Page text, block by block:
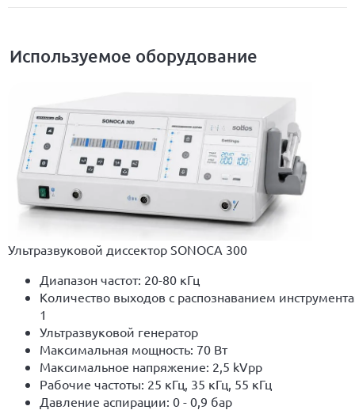
Используемое оборудование
Ультразвуковой диссектор SONOCA 300
Диапазон частот: 20-80 кГц
Количество выходов с распознаванием
1
Ультразвуковой генератор
Максимальная мощность: 70 Вт
Максимальное напряжение: 2,5 kVpp
Рабочие частоты: 25 кГц, 35 кГц, 55 кГц
Давление аспирации: 0 - 0,9 бар